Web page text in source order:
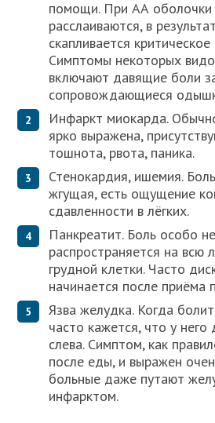
помощи. При АА оболочки
расслаиваются, в
скапливается
Симптомы некоторых
включают давящие боли
сопровождающиеся
Инфаркт миокарда.
ярко выражена,
тошнота, рвота, паника.
Стенокардия, ишемия.
жгущая, есть ощущение
сдавленности в лёгких.
Панкреатит. Боль особо
распространяется на всю
грудной клетки. Часто
начинается после приёма
Язва желудка. Когда
часто кажется, что у него
слева. Симптом, как
после еды, и выражен
больные даже путают
инфарктом.